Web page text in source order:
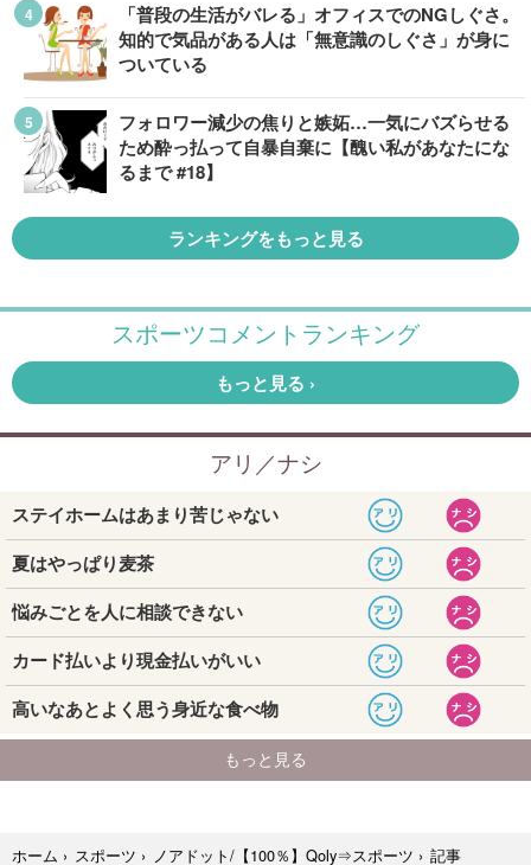
「普段の生活がバレる」オフィスでのNGしぐさ。
知的で気品がある人は「無意識のしぐさ」が身に
ついている
フォロワー減少の焦りと嫉妬…一気にバズらせる
ため酔っ払って自暴自棄に【醜い私があなたにな
るまで #18】
ランキングをもっと見る
ホーム › スポーツ › ノアドット/【100％】Qoly⇒スポーツ › 記事